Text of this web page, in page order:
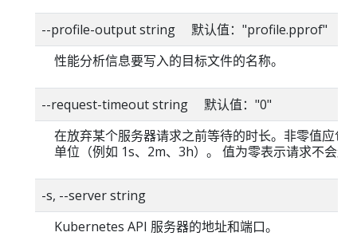
--profile-output string 默认值："profile.pprof"
性能分析信息要写入的目标文件的名称。
--request-timeout string 默认值："0"
在放弃某个服务器请求之前等待的时长。非零值应包
单位（例如 1s、2m、3h）。 值为零表示请求不会超
-s, --server string
Kubernetes API 服务器的地址和端口。